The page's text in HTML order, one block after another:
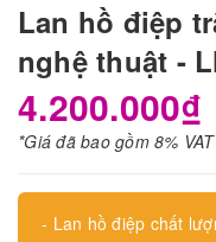
Lan hồ điệp
nghệ thuật -
4.200.000₫
*Giá đã bao gồm 8% VAT
- Lan hồ điệp chất